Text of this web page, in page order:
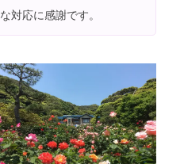
対応に感謝です。